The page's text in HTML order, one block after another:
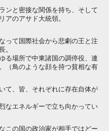
ンと密接な関係を持ち、そして
アのアサド大統領。
って国際社会から悲劇の王と注
。
る場所で中東諸国の調停役、連
（鳥のような顔を持つ貧相な有
て、皆、それぞれに存在自体が
なエネルギーで立ち向かってい
この国の政治家が相手ではどー